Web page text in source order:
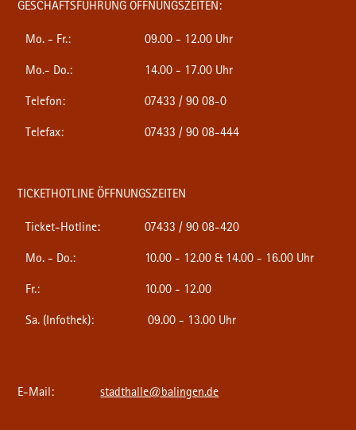
GESCHÄFTSFÜHRUNG ÖFFNUNGSZEITEN:
Mo. - Fr.: 09.00 - 12.00 Uhr
Mo.- Do.: 14.00 - 17.00 Uhr
Telefon: 07433 / 90 08-0
Telefax: 07433 / 90 08-444
TICKETHOTLINE ÖFFNUNGSZEITEN
Ticket-Hotline: 07433 / 90 08-420
Mo. - Do.: 10.00 - 12.00 & 14.00 - 16.00 Uhr
Fr.: 10.00 - 12.00
Sa. (Infothek): 09.00 - 13.00 Uhr
E-Mail: stadthalle@balingen.de